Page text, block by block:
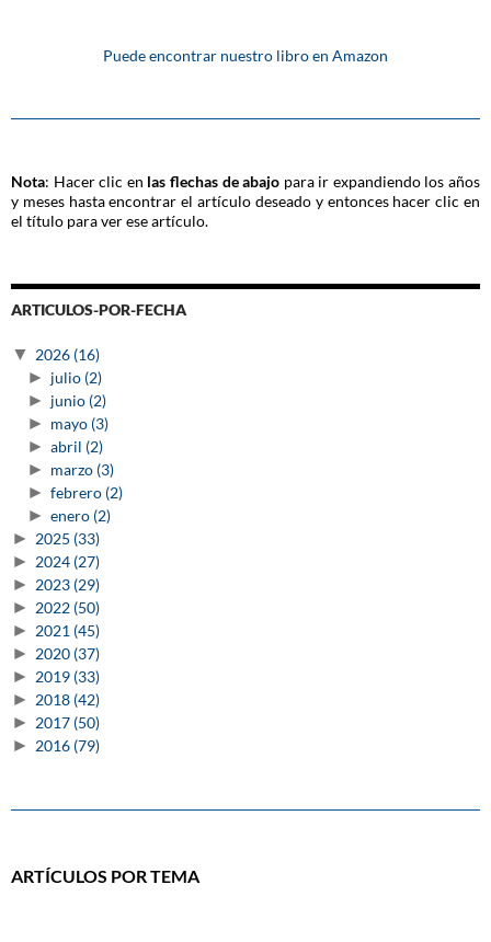
Puede encontrar nuestro libro en Amazon
Nota: Hacer clic en las flechas de abajo para ir expandiendo los años
y meses hasta encontrar el artículo deseado y entonces hacer clic en
el título para ver ese artículo.
ARTICULOS-POR-FECHA
▼ 2026 (16)
► julio (2)
► junio (2)
► mayo (3)
► abril (2)
► marzo (3)
► febrero (2)
► enero (2)
► 2025 (33)
► 2024 (27)
► 2023 (29)
► 2022 (50)
► 2021 (45)
► 2020 (37)
► 2019 (33)
► 2018 (42)
► 2017 (50)
► 2016 (79)
ARTÍCULOS POR TEMA